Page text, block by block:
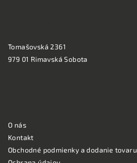
Tomašovská 2361
979 01 Rimavská Sobota
O nás
Kontakt
Obchodné podmienky a dodanie tovaru